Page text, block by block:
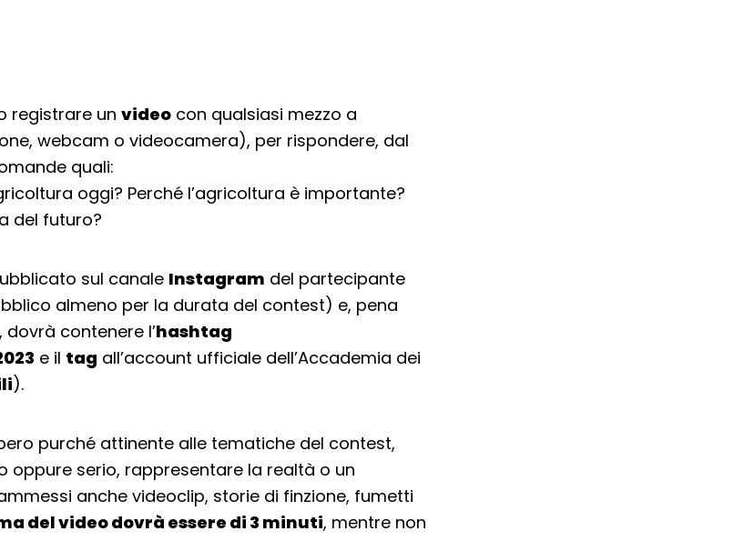
registrare un videocon qualsiasi mezzo a
webcam o videocamera), per rispondere, dal
quali:
oggi? Perché l’agricoltura è importante?
del futuro?
sul canale Instagram del partecipante
almeno per la durata del contest) e, pena
contenere l’hashtag
e il tag all’account ufficiale dell’Accademia dei
).
purché attinente alle tematiche del contest,
oppure serio, rappresentare la realtà o un
anche videoclip, storie di finzione, fumetti
del video dovrà essere di 3 minuti, mentre non